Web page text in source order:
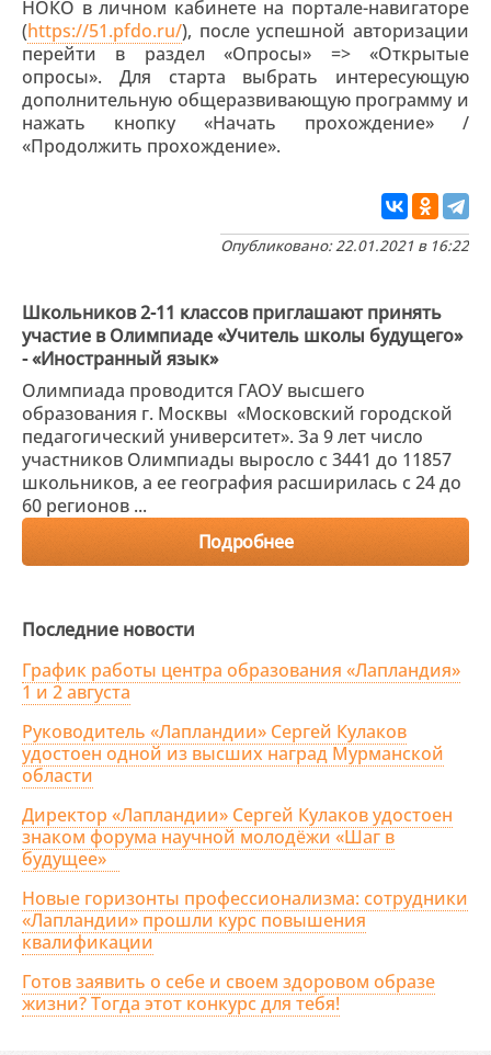
НОКО в личном кабинете на портале-навигаторе
(https://51.pfdo.ru/), после успешной авторизации
перейти в раздел «Опросы» => «Открытые
опросы». Для старта выбрать интересующую
дополнительную общеразвивающую программу и
нажать кнопку «Начать прохождение» /
«Продолжить прохождение».
Опубликовано: 22.01.2021 в 16:22
Школьников 2-11 классов приглашают принять
участие в Олимпиаде «Учитель школы будущего»
- «Иностранный язык»
Олимпиада проводится ГАОУ высшего
образования г. Москвы «Московский городской
педагогический университет». За 9 лет число
участников Олимпиады выросло с 3441 до 11857
школьников, а ее география расширилась с 24 до
60 регионов ...
Подробнее
Последние новости
График работы центра образования «Лапландия»
1 и 2 августа
Руководитель «Лапландии» Сергей Кулаков
удостоен одной из высших наград Мурманской
области
Директор «Лапландии» Сергей Кулаков удостоен
знаком форума научной молодёжи «Шаг в
будущее»
Новые горизонты профессионализма: сотрудники
«Лапландии» прошли курс повышения
квалификации
Готов заявить о себе и своем здоровом образе
жизни? Тогда этот конкурс для тебя!